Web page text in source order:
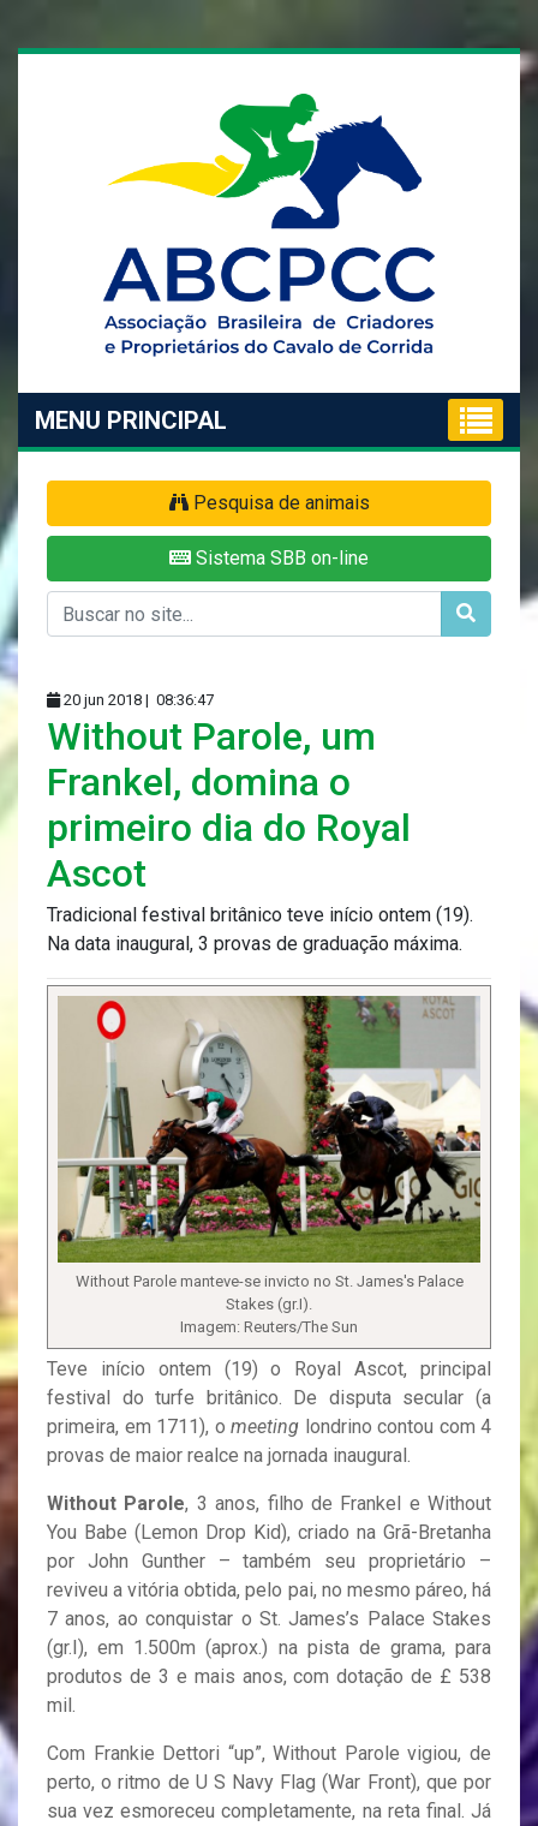
MENU PRINCIPAL
Pesquisa de animais
Sistema SBB on-line
20 jun 2018 | 08:36:47
Without Parole, um
Frankel, domina o
primeiro dia do Royal
Ascot
Tradicional festival britânico teve início ontem (19).
Na data inaugural, 3 provas de graduação máxima.
Without Parole manteve-se invicto no St. James's Palace
Stakes (gr.I).
Imagem: Reuters/The Sun
Teve início ontem (19) o Royal Ascot, principal
festival do turfe britânico. De disputa secular (a
primeira, em 1711), o meeting londrino contou com 4
provas de maior realce na jornada inaugural.
Without Parole, 3 anos, filho de Frankel e Without
You Babe (Lemon Drop Kid), criado na Grã-Bretanha
por John Gunther – também seu proprietário –
reviveu a vitória obtida, pelo pai, no mesmo páreo, há
7 anos, ao conquistar o St. James’s Palace Stakes
(gr.I), em 1.500m (aprox.) na pista de grama, para
produtos de 3 e mais anos, com dotação de £ 538
mil.
Com Frankie Dettori “up”, Without Parole vigiou, de
perto, o ritmo de U S Navy Flag (War Front), que por
sua vez esmoreceu completamente, na reta final. Já